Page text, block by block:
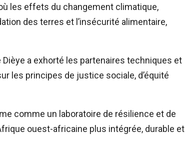
les effets du changement climatique,
des terres et l’insécurité alimentaire,
a exhorté les partenaires techniques et
les principes de justice sociale, d’équité
comme un laboratoire de résilience et de
ouest-africaine plus intégrée, durable et